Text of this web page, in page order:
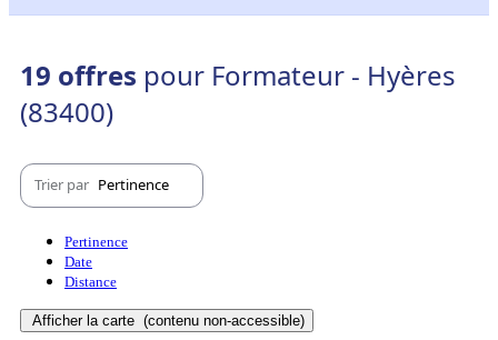
19 offres pour Formateur - Hyères
(83400)
Trier par Pertinence
Pertinence
Date
Distance
Afficher la carte (contenu non-accessible)